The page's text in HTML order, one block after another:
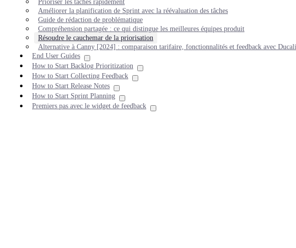
Prioriser les tâches rapidement
Améliorer la planification de Sprint avec la réévaluation des tâches
Guide de rédaction de problématique
Compréhension partagée : ce qui distingue les meilleures équipes produit
Résoudre le cauchemar de la priorisation
Alternative à Canny [2024] : comparaison tarifaire, fonctionnalités et feedback avec
End User Guides
How to Start Backlog Prioritization
How to Start Collecting Feedback
How to Start Release Notes
How to Start Sprint Planning
Premiers pas avec le widget de feedback